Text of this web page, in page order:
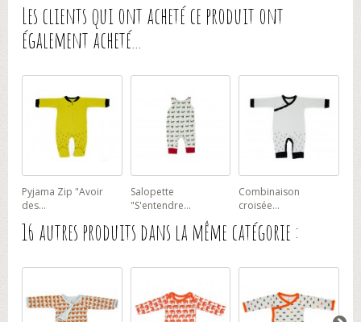
Les clients qui ont acheté ce produit ont
également acheté...
Pyjama Zip "Avoir
des...
Salopette
"S'entendre...
Combinaison
croisée...
16 autres produits dans la même catégorie :